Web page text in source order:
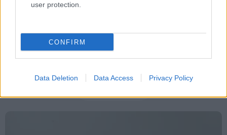
user protection.
CONFIRM
Data Deletion Data Access Privacy Policy
ΑΣΕΠ